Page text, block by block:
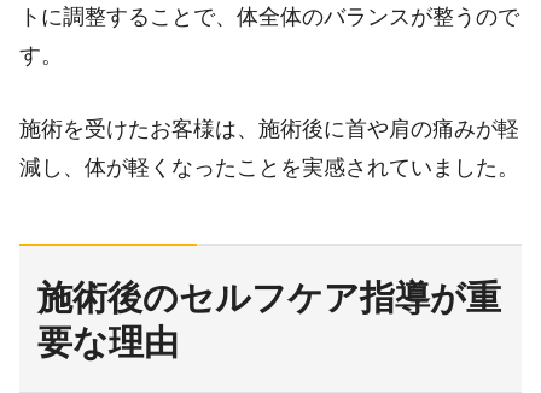
トに調整することで、体全体のバランスが整うので
す。
施術を受けたお客様は、施術後に首や肩の痛みが軽
減し、体が軽くなったことを実感されていました。
施術後のセルフケア指導が重
要な理由